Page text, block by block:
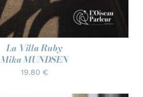
La Villa Ruby
Mika MUNDSEN
19.80 €